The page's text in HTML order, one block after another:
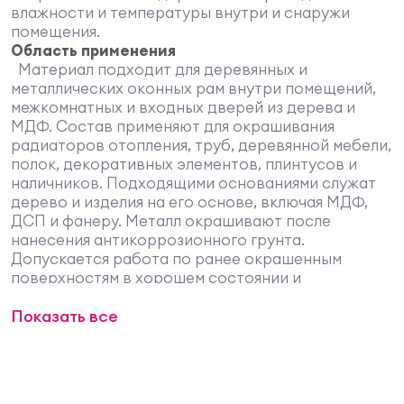
влажности и температуры внутри и снаружи
помещения.
Область применения
Материал подходит для деревянных и
металлических оконных рам внутри помещений,
межкомнатных и входных дверей из дерева и
МДФ. Состав применяют для окрашивания
радиаторов отопления, труб, деревянной мебели,
полок, декоративных элементов, плинтусов и
наличников. Подходящими основаниями служат
дерево и изделия на его основе, включая МДФ,
ДСП и фанеру. Металл окрашивают после
нанесения антикоррозионного грунта.
Допускается работа по ранее окрашенным
поверхностям в хорошем состоянии и
подходит для полов и горизонтальных
Показать все